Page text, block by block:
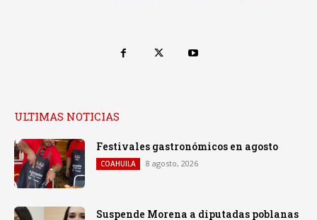
ULTIMAS NOTICIAS
Festivales gastronómicos en agosto
COAHUILA 8 agosto, 2026
Suspende Morena a diputadas poblanas